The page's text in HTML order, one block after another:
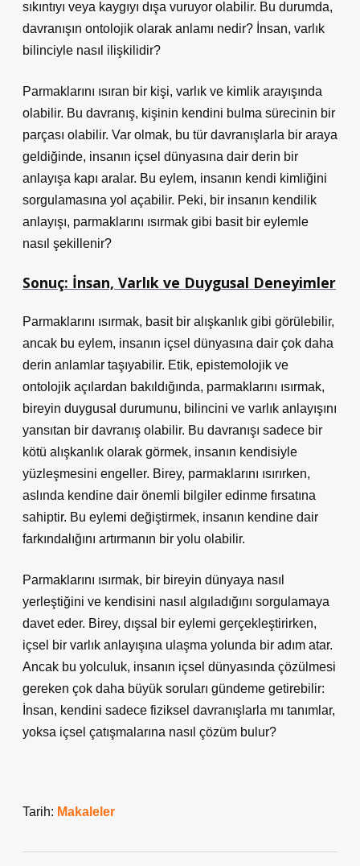
sıkıntıyı veya kaygıyı dışa vuruyor olabilir. Bu durumda,
davranışın ontolojik olarak anlamı nedir? İnsan, varlık
bilinciyle nasıl ilişkilidir?
Parmaklarını ısıran bir kişi, varlık ve kimlik arayışında
olabilir. Bu davranış, kişinin kendini bulma sürecinin bir
parçası olabilir. Var olmak, bu tür davranışlarla bir araya
geldiğinde, insanın içsel dünyasına dair derin bir
anlayışa kapı aralar. Bu eylem, insanın kendi kimliğini
sorgulamasına yol açabilir. Peki, bir insanın kendilik
anlayışı, parmaklarını ısırmak gibi basit bir eylemle
nasıl şekillenir?
Sonuç: İnsan, Varlık ve Duygusal Deneyimler
Parmaklarını ısırmak, basit bir alışkanlık gibi görülebilir,
ancak bu eylem, insanın içsel dünyasına dair çok daha
derin anlamlar taşıyabilir. Etik, epistemolojik ve
ontolojik açılardan bakıldığında, parmaklarını ısırmak,
bireyin duygusal durumunu, bilincini ve varlık anlayışını
yansıtan bir davranış olabilir. Bu davranışı sadece bir
kötü alışkanlık olarak görmek, insanın kendisiyle
yüzleşmesini engeller. Birey, parmaklarını ısırırken,
aslında kendine dair önemli bilgiler edinme fırsatına
sahiptir. Bu eylemi değiştirmek, insanın kendine dair
farkındalığını artırmanın bir yolu olabilir.
Parmaklarını ısırmak, bir bireyin dünyaya nasıl
yerleştiğini ve kendisini nasıl algıladığını sorgulamaya
davet eder. Birey, dışsal bir eylemi gerçekleştirirken,
içsel bir varlık anlayışına ulaşma yolunda bir adım atar.
Ancak bu yolculuk, insanın içsel dünyasında çözülmesi
gereken çok daha büyük soruları gündeme getirebilir:
İnsan, kendini sadece fiziksel davranışlarla mı tanımlar,
yoksa içsel çatışmalarına nasıl çözüm bulur?
Tarih: Makaleler